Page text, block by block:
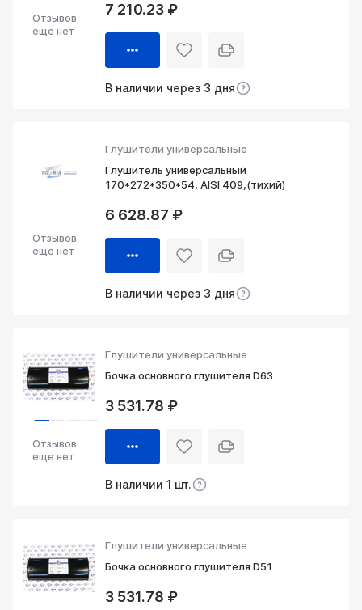
Отзывов
еще нет
7 210.23 ₽
В наличии через 3 дня
Глушители универсальные
Глушитель универсальный
170*272*350*54, AISI 409,(тихий)
Отзывов
еще нет
6 628.87 ₽
В наличии через 3 дня
Глушители универсальные
Бочка основного глушителя D63
Отзывов
еще нет
3 531.78 ₽
В наличии 1 шт.
Глушители универсальные
Бочка основного глушителя D51
3 531.78 ₽